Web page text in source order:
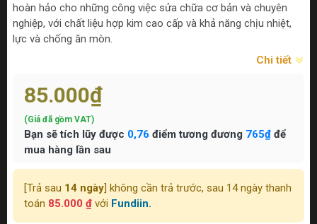
hoàn hảo cho những công việc sửa chữa cơ bản và chuyên
nghiệp, với chất liệu hợp kim cao cấp và khả năng chịu nhiệt,
lực và chống ăn mòn.
Chi tiết
85.000₫
(Giá đã gồm VAT)
Bạn sẽ tích lũy được 0,76 điểm tương đương 765₫ để
mua hàng lần sau
[Trả sau 14 ngày ] không cần trả trước, sau 14 ngày thanh
toán 85.000 ₫ với Fundiin.